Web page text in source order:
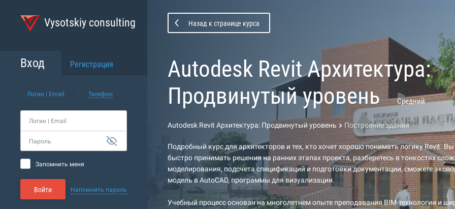
Vysotskiy consulting
Вход Регистрация
Логин | Email Телефон
Логин | Email
Пароль
Запомнить меня
Войти Напомнить пароль
Назад к странице курса
Autodesk Revit Архитектура:
Продвинутый уровень
Средний
Autodesk Revit Архитектура: Продвинутый уровень Построение здания
Подробный курс для архитекторов и тех, кто хочет хорошо понимать логику Revit. Вы
быстро принимать решения на ранних этапах проекта, разберетесь в тонкостях
моделирования, подсчета спецификаций и подготовки документации, сможете
модель в AutoCAD, программы для визуализации.
Учебный процесс основан на многолетнем опыте преподавания BIM-технологии и